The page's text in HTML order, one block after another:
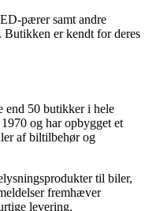
pærer samt andre
Butikken er kendt for deres
end 50 butikker i hele
og har opbygget et
af biltilbehør og
til biler,
fremhæver
levering.